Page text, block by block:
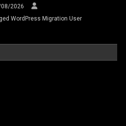
2026
WordPress Migration User